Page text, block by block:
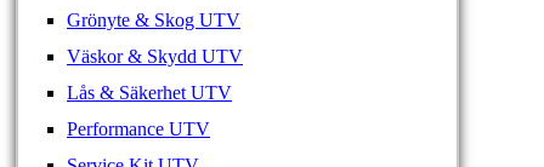
Grönyte & Skog UTV
Väskor & Skydd UTV
Lås & Säkerhet UTV
Performance UTV